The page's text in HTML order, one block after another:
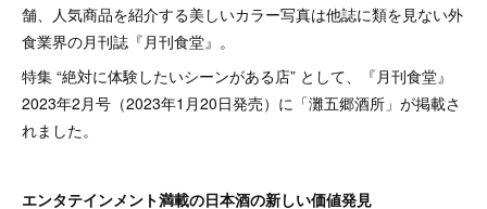
舗、人気商品を紹介する美しいカラー写真は他誌に類を見ない外
食業界の月刊誌『月刊食堂』。
特集 “絶対に体験したいシーンがある店” として、『月刊食堂』
2023年2月号（2023年1月20日発売）に「灘五郷酒所」が掲載さ
れました。
エンタテインメント満載の日本酒の新しい価値発見